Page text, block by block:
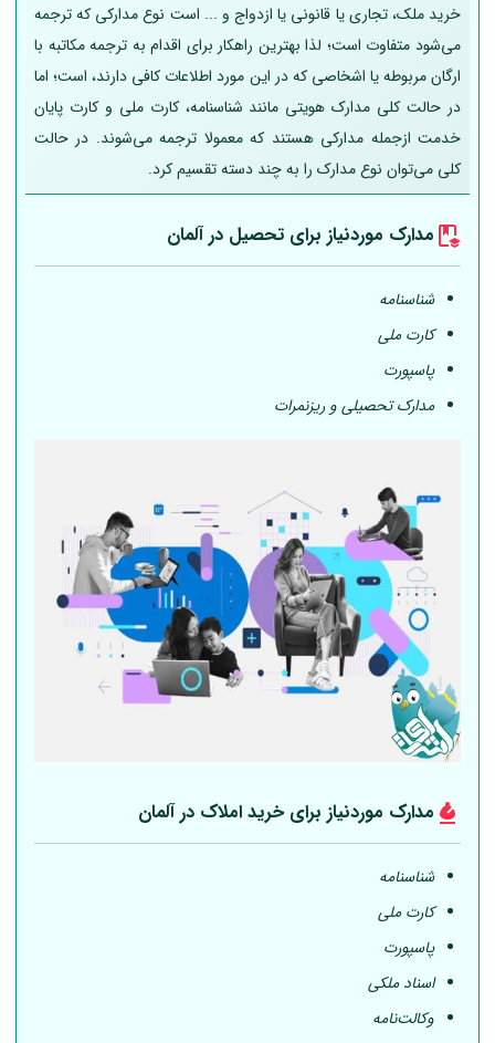
خرید ملک، تجاری یا قانونی یا ازدواج و ... است نوع مدارکی که ترجمه
می‌شود متفاوت است؛ لذا بهترین راهکار برای اقدام به ترجمه مکاتبه با
ارگان مربوطه یا اشخاصی که در این مورد اطلاعات کافی دارند، است؛ اما
در حالت کلی مدارک هویتی مانند شناسنامه، کارت ملی و کارت پایان
خدمت ازجمله مدارکی هستند که معمولا ترجمه می‌شوند. در حالت
کلی می‌توان نوع مدارک را به چند دسته تقسیم کرد.
مدارک موردنیاز برای تحصیل درآلمان
شناسنامه
کارت ملی
پاسپورت
مدارک تحصیلی و ریزنمرات
مدارک موردنیاز برای خرید املاک درآلمان
شناسنامه
کارت ملی
پاسپورت
اسناد ملکی
وکالت‌نامه